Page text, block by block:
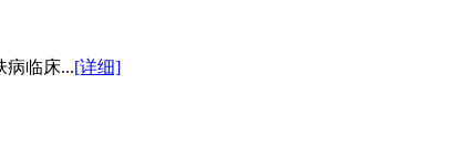
病临床...[详细]